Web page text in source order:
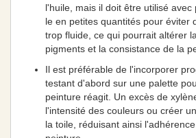
l'huile, mais il doit être utilisé avec
le en petites quantités pour éviter
trop fluide, ce qui pourrait altérer
pigments et la consistance de la
Il est préférable de l'incorporer
testant d'abord sur une palette
peinture réagit. Un excès de
l'intensité des couleurs ou créer
la toile, réduisant ainsi